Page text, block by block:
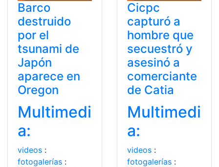
Barco
destruido
por el
tsunami de
Japón
aparece en
Oregon
Multimedi
a:
videos :
fotogalerías :
Cicpc
capturó a
hombre que
secuestró y
asesinó a
comerciante
de Catia
Multimedi
a:
videos :
fotogalerías :